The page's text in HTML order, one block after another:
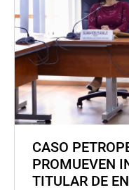
CASO
PROMUEVEN
TITULAR DE